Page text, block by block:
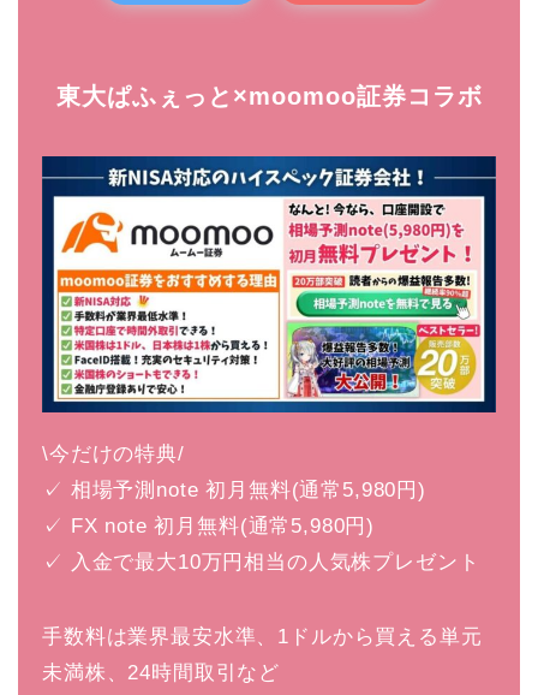
東大ぱふぇっと×moomoo証券コラボ
\今だけの特典/
✓ 相場予測note 初月無料(通常5,980円)
✓ FX note 初月無料(通常5,980円)
✓ 入金で最大10万円相当の人気株プレゼント
手数料は業界最安水準、1ドルから買える単元
未満株、24時間取引など